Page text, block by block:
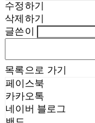
수정하기
삭제하기
글쓴이
목록으로 가기
페이스북
카카오톡
네이버 블로그